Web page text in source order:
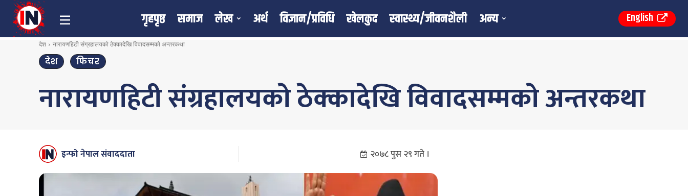
गृहपृष्ठ समाज लेख अर्थ विज्ञान/प्रविधि खेलकुद स्वास्थ्य/जीवनशैली अन्य English
देश नारायणहिटी संग्रहालयकाे ठेक्कादेखि विवादसम्मकाे अन्तरकथा
देश फिचर
नारायणहिटी संग्रहालयकाे ठेक्कादेखि विवादसम्मकाे अन्तरकथा
इन्फो नेपाल संवाददाता २०७८ पुस २९ गते ।